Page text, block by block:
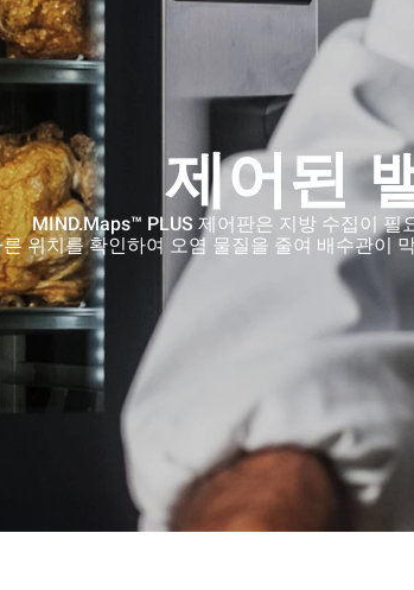
제어된
MIND.Maps™ PLUS 제어판은 지방 수집이 필
위치를 확인하여 오염 물질을 줄여 배수관이